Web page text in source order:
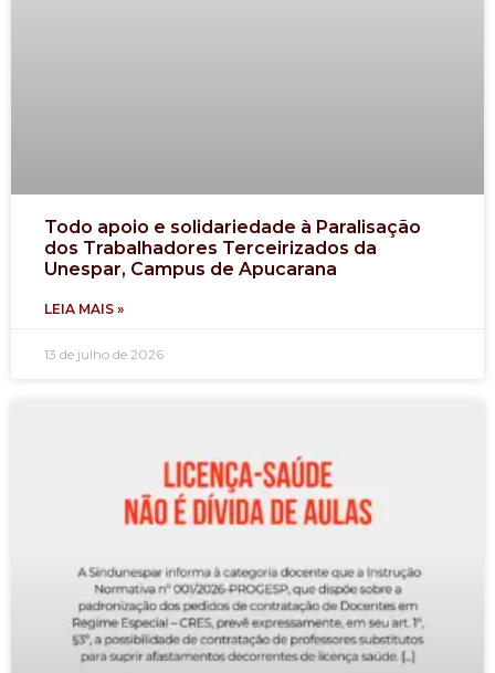
Todo apoio e solidariedade à Paralisação
dos Trabalhadores Terceirizados da
Unespar, Campus de Apucarana
LEIA MAIS »
13 de julho de 2026